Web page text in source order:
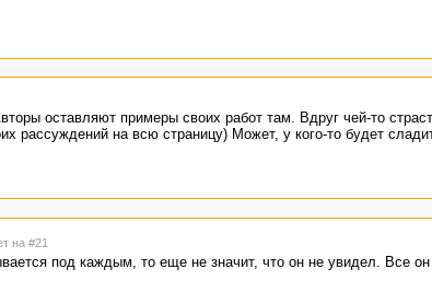
оставляют примеры своих работ там. Вдруг чей-то
рассуждений на всю страницу) Может, у кого-то будет
на #21
под каждым, то еще не значит, что он не увидел. Все он